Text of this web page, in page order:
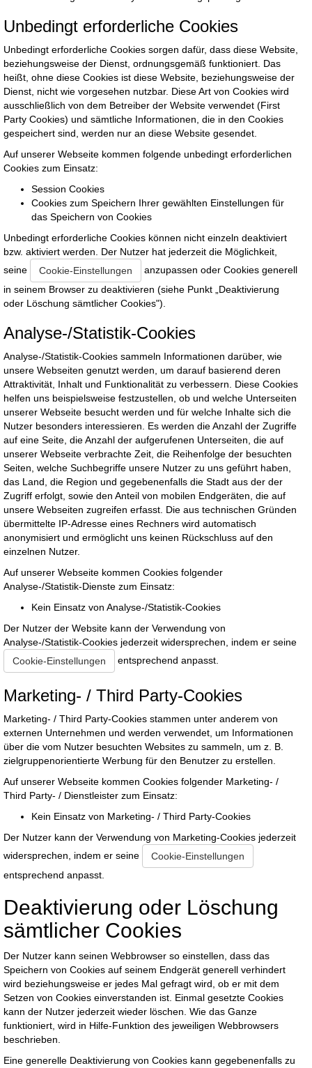
Unbedingt erforderliche Cookies
Unbedingt erforderliche Cookies sorgen dafür, dass diese Website,
beziehungsweise der Dienst, ordnungsgemäß funktioniert. Das
heißt, ohne diese Cookies ist diese Website, beziehungsweise der
Dienst, nicht wie vorgesehen nutzbar. Diese Art von Cookies wird
ausschließlich von dem Betreiber der Website verwendet (First
Party Cookies) und sämtliche Informationen, die in den Cookies
gespeichert sind, werden nur an diese Website gesendet.
Auf unserer Webseite kommen folgende unbedingt erforderlichen
Cookies zum Einsatz:
Session Cookies
Cookies zum Speichern Ihrer gewählten Einstellungen für
das Speichern von Cookies
Unbedingt erforderliche Cookies können nicht einzeln deaktiviert
bzw. aktiviert werden. Der Nutzer hat jederzeit die Möglichkeit,
seine
Cookie-Einstellungen
anzupassen oder Cookies generell
in seinem Browser zu deaktivieren (siehe Punkt „Deaktivierung
oder Löschung sämtlicher Cookies").
Analyse-/Statistik-Cookies
Analyse-/Statistik-Cookies sammeln Informationen darüber, wie
unsere Webseiten genutzt werden, um darauf basierend deren
Attraktivität, Inhalt und Funktionalität zu verbessern. Diese Cookies
helfen uns beispielsweise festzustellen, ob und welche Unterseiten
unserer Webseite besucht werden und für welche Inhalte sich die
Nutzer besonders interessieren. Es werden die Anzahl der Zugriffe
auf eine Seite, die Anzahl der aufgerufenen Unterseiten, die auf
unserer Webseite verbrachte Zeit, die Reihenfolge der besuchten
Seiten, welche Suchbegriffe unsere Nutzer zu uns geführt haben,
das Land, die Region und gegebenenfalls die Stadt aus der der
Zugriff erfolgt, sowie den Anteil von mobilen Endgeräten, die auf
unsere Webseiten zugreifen erfasst. Die aus technischen Gründen
übermittelte IP-Adresse eines Rechners wird automatisch
anonymisiert und ermöglicht uns keinen Rückschluss auf den
einzelnen Nutzer.
Auf unserer Webseite kommen Cookies folgender
Analyse-/Statistik-Dienste zum Einsatz:
Kein Einsatz von Analyse-/Statistik-Cookies
Der Nutzer der Website kann der Verwendung von
Analyse-/Statistik-Cookies jederzeit widersprechen, indem er seine
Cookie-Einstellungen
entsprechend anpasst.
Marketing- / Third Party-Cookies
Marketing- / Third Party-Cookies stammen unter anderem von
externen Unternehmen und werden verwendet, um Informationen
über die vom Nutzer besuchten Websites zu sammeln, um z. B.
zielgruppenorientierte Werbung für den Benutzer zu erstellen.
Auf unserer Webseite kommen Cookies folgender Marketing- /
Third Party- / Dienstleister zum Einsatz:
Kein Einsatz von Marketing- / Third Party-Cookies
Der Nutzer kann der Verwendung von Marketing-Cookies jederzeit
widersprechen, indem er seine
Cookie-Einstellungen
entsprechend anpasst.
Deaktivierung oder Löschung
sämtlicher Cookies
Der Nutzer kann seinen Webbrowser so einstellen, dass das
Speichern von Cookies auf seinem Endgerät generell verhindert
wird beziehungsweise er jedes Mal gefragt wird, ob er mit dem
Setzen von Cookies einverstanden ist. Einmal gesetzte Cookies
kann der Nutzer jederzeit wieder löschen. Wie das Ganze
funktioniert, wird in Hilfe-Funktion des jeweiligen Webbrowsers
beschrieben.
Eine generelle Deaktivierung von Cookies kann gegebenenfalls zu